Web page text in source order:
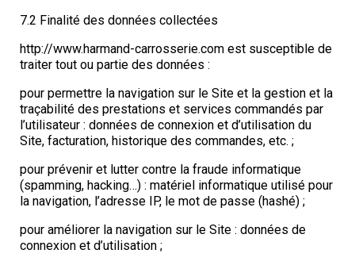
7.2 Finalité des données collectées
http://www.harmand-carrosserie.com est susceptible de
traiter tout ou partie des données :
pour permettre la navigation sur le Site et la gestion et la
traçabilité des prestations et services commandés par
l’utilisateur : données de connexion et d’utilisation du
Site, facturation, historique des commandes, etc. ;
pour prévenir et lutter contre la fraude informatique
(spamming, hacking…) : matériel informatique utilisé pour
la navigation, l’adresse IP, le mot de passe (hashé) ;
pour améliorer la navigation sur le Site : données de
connexion et d’utilisation ;